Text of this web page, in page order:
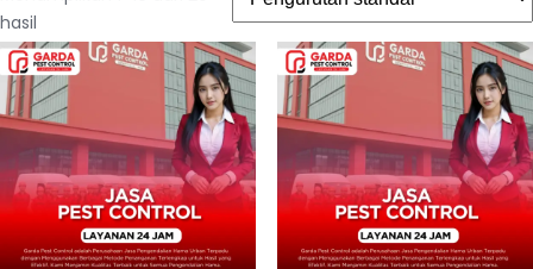
hasil